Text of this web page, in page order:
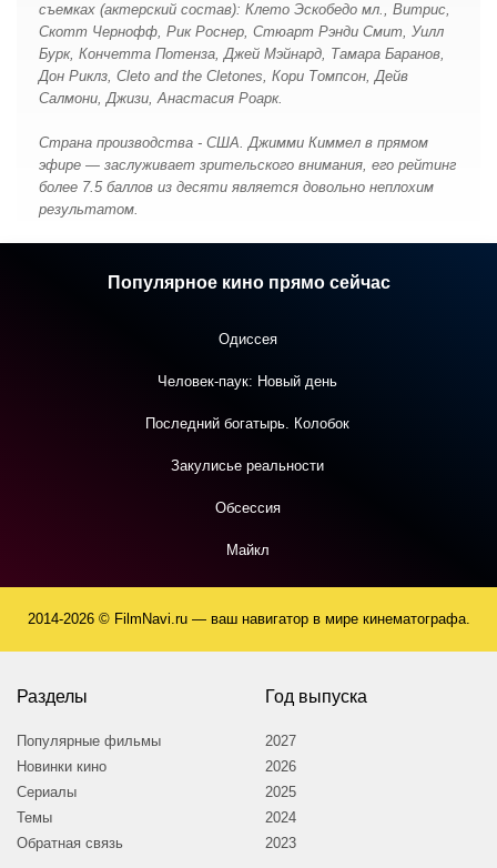
съемках (актерский состав): Клето Эскобедо мл., Витрис,
Скотт Чернофф, Рик Роснер, Стюарт Рэнди Смит, Уилл
Бурк, Кончетта Потенза, Джей Мэйнард, Тамара Баранов,
Дон Риклз, Cleto and the Cletones, Кори Томпсон, Дейв
Салмони, Джизи, Анастасия Роарк.
Страна производства - США. Джимми Киммел в прямом
эфире — заслуживает зрительского внимания, его рейтинг
более 7.5 баллов из десяти является довольно неплохим
результатом.
Популярное кино прямо сейчас
Одиссея
Человек-паук: Новый день
Последний богатырь. Колобок
Закулисье реальности
Обсессия
Майкл
2014-2026 © FilmNavi.ru — ваш навигатор в мире кинематографа.
Разделы
Популярные фильмы
Новинки кино
Сериалы
Темы
Обратная связь
Год выпуска
2027
2026
2025
2024
2023